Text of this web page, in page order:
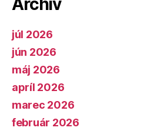
júl 2026
jún 2026
máj 2026
apríl 2026
marec 2026
február 2026